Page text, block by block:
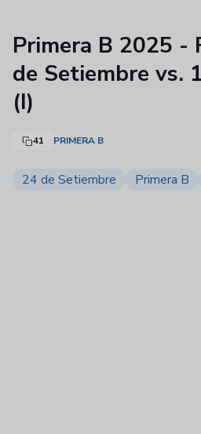
Primera B 2025 -
de Setiembre vs.
(I)
41 PRIMERA B
24 de Setiembre Primera B